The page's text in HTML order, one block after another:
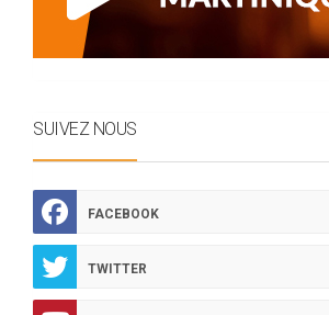
SUIVEZ NOUS
FACEBOOK
TWITTER